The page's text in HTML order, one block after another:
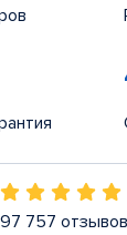
97 757 отзывов